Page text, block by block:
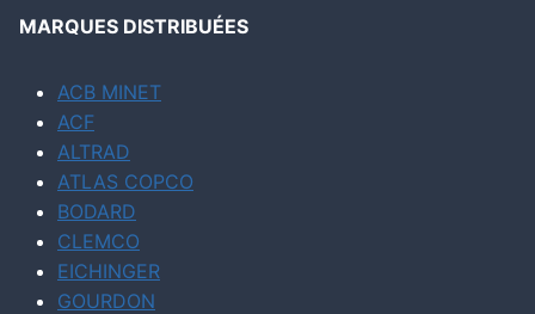
MARQUES DISTRIBUÉES
ACB MINET
ACF
ALTRAD
ATLAS COPCO
BODARD
CLEMCO
EICHINGER
GOURDON